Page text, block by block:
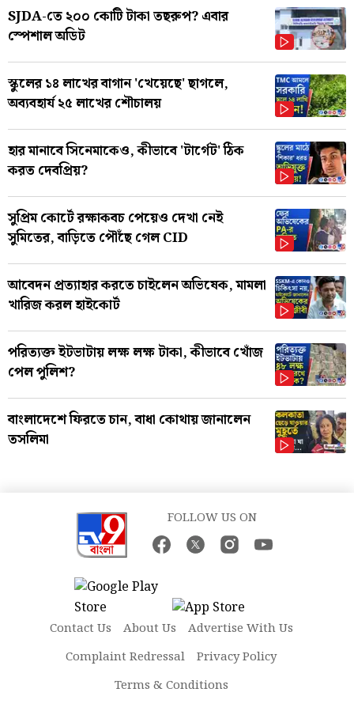
SJDA-তে ২০০ কোটি টাকা তছরুপ? এবার
স্পেশাল অডিট
স্কুলের ১৪ লাখের বাগান 'খেয়েছে' ছাগলে,
অব্যবহার্য ২৫ লাখের শৌচালয়
হার মানাবে সিনেমাকেও, কীভাবে 'টার্গেট' ঠিক
করত দেবপ্রিয়?
সুপ্রিম কোর্টে রক্ষাকবচ পেয়েও দেখা নেই
সুমিতের, বাড়িতে পৌঁছে গেল CID
আবেদন প্রত্যাহার করতে চাইলেন অভিষেক, মামলা
খারিজ করল হাইকোর্ট
পরিত্যক্ত ইটভাটায় লক্ষ লক্ষ টাকা, কীভাবে খোঁজ
পেল পুলিশ?
বাংলাদেশে ফিরতে চান, বাধা কোথায় জানালেন
তসলিমা
FOLLOW US ON
Contact Us About Us
Advertise With Us
Complaint Redressal
Privacy Policy
Terms & Conditions